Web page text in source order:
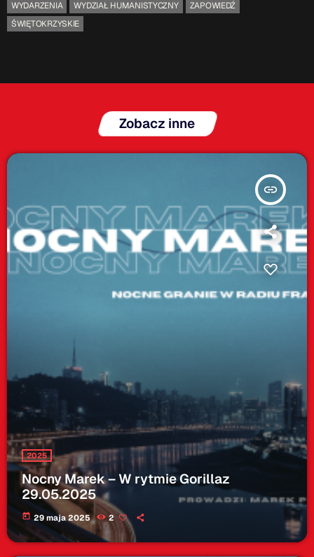
WYDARZENIA WYDZIAŁ HUMANISTYCZNY
ZAPOWIEDŹ
ŚWIĘTOKRZYSKIE
Zobacz inne
insert_link
2025
Nocny Marek – W rytmie Gorillaz
29.05.2025
today 29 maja 2025 2